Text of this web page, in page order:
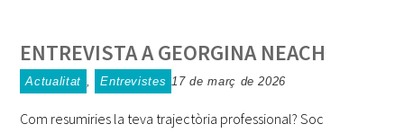
ENTREVISTA A GEORGINA NEACH
Actualitat , Entrevistes 17 de març de 2026
Com resumiries la teva trajectòria professional? Soc